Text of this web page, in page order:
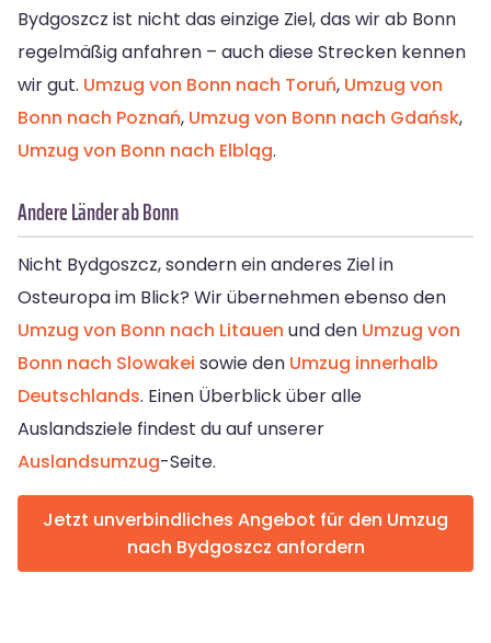
Bydgoszcz ist nicht das einzige Ziel, das wir ab Bonn
regelmäßig anfahren – auch diese Strecken kennen
wir gut. Umzug von Bonn nach Toruń, Umzug von
Bonn nach Poznań, Umzug von Bonn nach Gdańsk,
Umzug von Bonn nach Elbląg.
Andere Länder ab Bonn
Nicht Bydgoszcz, sondern ein anderes Ziel in
Osteuropa im Blick? Wir übernehmen ebenso den
Umzug von Bonn nach Litauen und den Umzug von
Bonn nach Slowakei sowie den Umzug innerhalb
Deutschlands. Einen Überblick über alle
Auslandsziele findest du auf unserer
Auslandsumzug-Seite.
Jetzt unverbindliches Angebot für den Umzug
nach Bydgoszcz anfordern